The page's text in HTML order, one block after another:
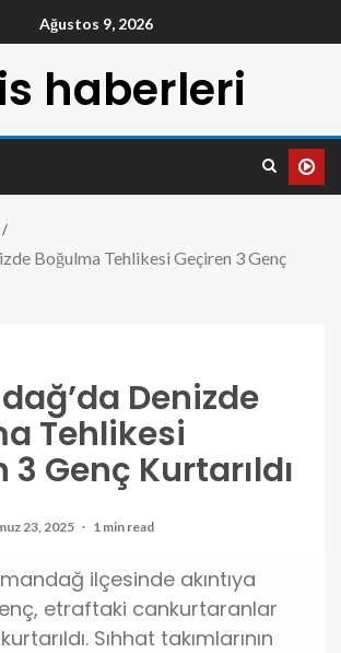
Ağustos 9, 2026
haberleri
Boğulma Tehlikesi Geçiren 3 Genç
Denizde
Tehlikesi
3 Genç Kurtarıldı
23, 2025 1 min read
ilçesinde akıntıya
etraftaki cankurtaranlar
Sıhhat takımlarının